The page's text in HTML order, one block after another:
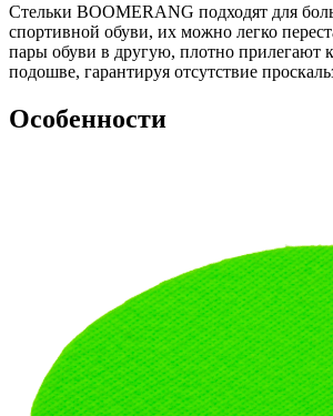
Стельки BOOMERANG подходят для
спортивной обуви, их можно легко
пары обуви в другую, плотно прилегают
подошве, гарантируя отсутствие
Особенности